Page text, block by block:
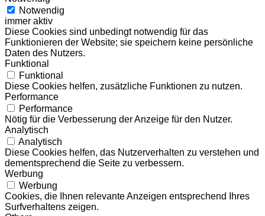
Notwendig
immer aktiv
Diese Cookies sind unbedingt notwendig für das
Funktionieren der Website; sie speichern keine persönliche
Daten des Nutzers.
Funktional
Funktional
Diese Cookies helfen, zusätzliche Funktionen zu nutzen.
Performance
Performance
Nötig für die Verbesserung der Anzeige für den Nutzer.
Analytisch
Analytisch
Diese Cookies helfen, das Nutzerverhalten zu verstehen und
dementsprechend die Seite zu verbessern.
Werbung
Werbung
Cookies, die Ihnen relevante Anzeigen entsprechend Ihres
Surfverhaltens zeigen.